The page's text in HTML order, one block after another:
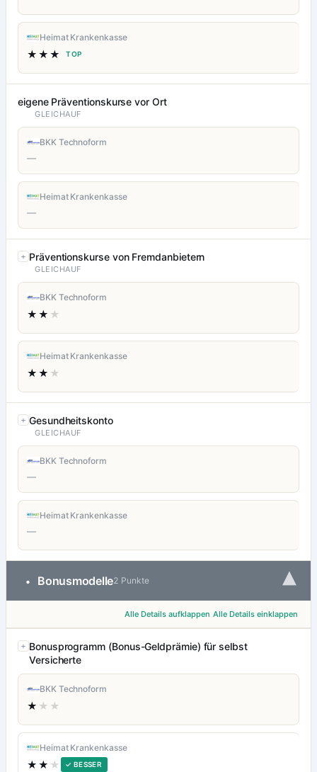
Heimat Krankenkasse
★★★ TOP
eigene Präventionskurse vor Ort
GLEICHAUF
BKK Technoform
—
Heimat Krankenkasse
—
Präventionskurse von Fremdanbietern
GLEICHAUF
BKK Technoform
★★ ★
Heimat Krankenkasse
★★ ★
Gesundheitskonto
GLEICHAUF
BKK Technoform
—
Heimat Krankenkasse
—
• Bonusmodelle2 Punkte ▾
Alle Details aufklappen Alle Details einklappen
Bonusprogramm (Bonus-Geldprämie) für selbst
Versicherte
BKK Technoform
★ ★★
Heimat Krankenkasse
★★ ★ ✓ BESSER